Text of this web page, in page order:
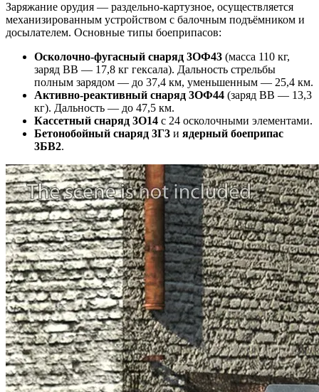
Заряжание орудия — раздельно-картузное, осуществляется
механизированным устройством с балочным подъёмником и
досылателем. Основные типы боеприпасов:
Осколочно-фугасный снаряд 3ОФ43 (масса 110 кг,
заряд ВВ — 17,8 кг гексала). Дальность стрельбы
полным зарядом — до 37,4 км, уменьшенным — 25,4 км.
Активно-реактивный снаряд 3ОФ44 (заряд ВВ — 13,3
кг). Дальность — до 47,5 км.
Кассетный снаряд 3О14 с 24 осколочными элементами.
Бетонобойный снаряд 3Г3 и ядерный боеприпас
3БВ2.